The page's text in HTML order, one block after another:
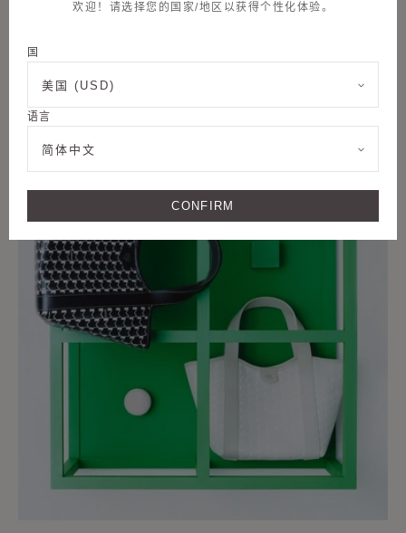
M系列 - DUO BB 帆布包
欢迎！请选择您的国家/地区以获得个性化体验。
国
美国 (USD)
语言
简体中文
CONFIRM